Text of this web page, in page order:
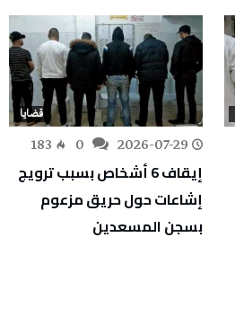
قضايا
2026-07-29
183
إيقاف 6 أشخاص بسبب ترويج
إشاعات حول حريق مزعوم
بسجن المسعدين